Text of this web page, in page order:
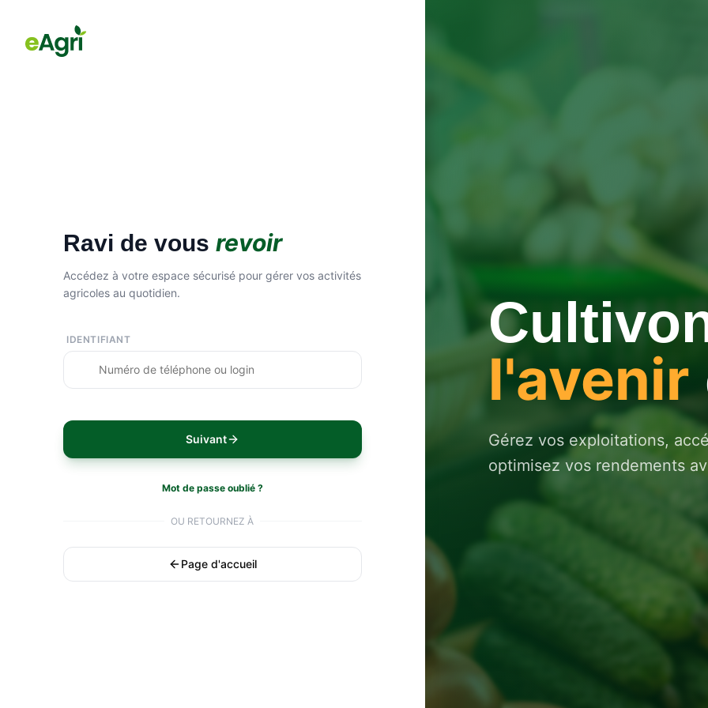
Ravi de vous revoir
Accédez à votre espace sécurisé pour gérer vos activités
agricoles au quotidien.
IDENTIFIANT
Suivant
Mot de passe oublié ?
OU RETOURNEZ À
Page d'accueil
l'avenir
Gérez vos exploitations,
optimisez vos rendements